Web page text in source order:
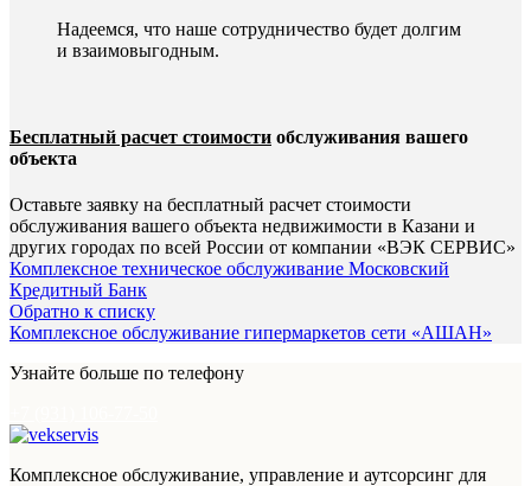
Надеемся, что наше сотрудничество будет долгим
и взаимовыгодным.
Бесплатный расчет стоимости обслуживания вашего
объекта
Оставьте заявку на бесплатный расчет стоимости
обслуживания вашего объекта недвижимости в Казани и
других городах по всей России от компании «ВЭК СЕРВИС»
Комплексное техническое обслуживание Московский
Кредитный Банк
Обратно к списку
Комплексное обслуживание гипермаркетов сети «АШАН»
Узнайте больше по телефону
Комплексное обслуживание, управление и аутсорсинг для